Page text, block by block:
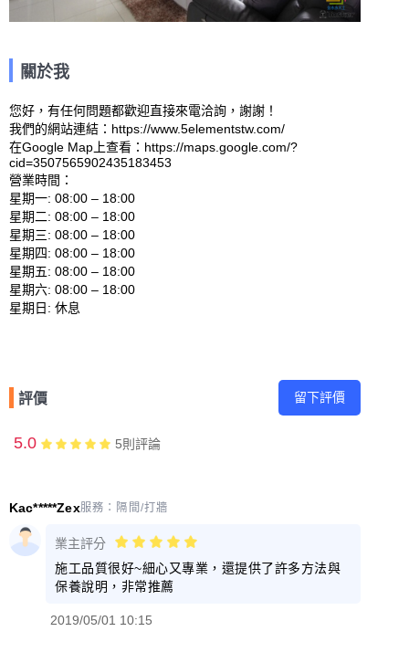
關於我
您好，有任何問題都歡迎直接來電洽詢，謝謝！
我們的網站連結：https://www.5elementstw.com/
在Google Map上查看：https://maps.google.com/?
cid=3507565902435183453
營業時間：
星期一: 08:00 – 18:00
星期二: 08:00 – 18:00
星期三: 08:00 – 18:00
星期四: 08:00 – 18:00
星期五: 08:00 – 18:00
星期六: 08:00 – 18:00
評價 留下評價
5.0 5則評論
Kac*****Zex服務： 隔間/打牆
業主評分
施工品質很好~細心又專業，還提供了許多方法與
保養說明，非常推薦
2019/05/01 10:15